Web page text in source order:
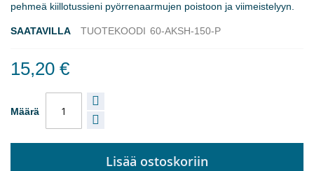
pehmeä kiillotussieni pyörrenaarmujen poistoon ja viimeistelyyn.
SAATAVILLA TUOTEKOODI 60-AKSH-150-P
15,20 €
Määrä
Lisää ostoskoriin